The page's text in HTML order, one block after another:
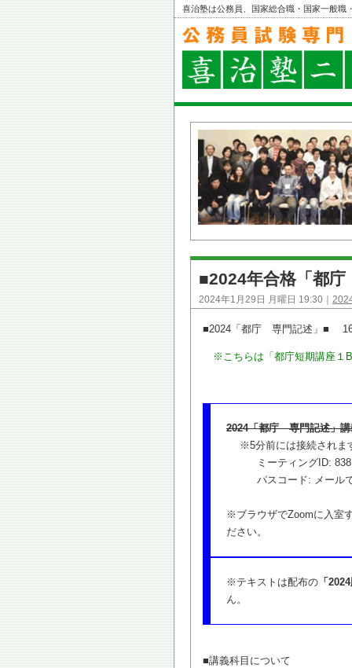
喜治塾は公務員、国家総合職・国家一般職
■2024年合格「都
2024年1月29日 月曜日 19:30｜
■2024「都庁 専門記述」■
※こちらは「都庁短期講座１
2024「都庁 専門記述」
※5分前には接続されま
ミーティングID: 838
パスコード: メールで
※ブラウザでZoomに入室
ださい。
※テキストは配布の 「
ん。
■講義科目について